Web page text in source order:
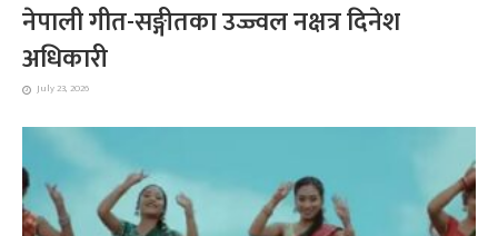
नेपाली गीत-सङ्गीतका उज्ज्वल नक्षत्र दिनेश
अधिकारी
July 23, 2026